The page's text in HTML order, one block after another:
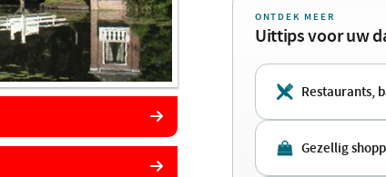
ONTDEK MEER
Uittips voor uw
Restaurants,
Gezellig